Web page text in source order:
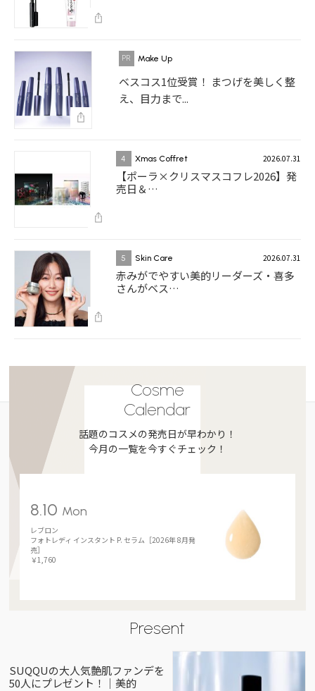
Make Up
ベスコス1位受賞！ まつげを美しく整
え、目力まで...
4 Xmas Coffret 2026.07.31
【ポーラ×クリスマスコフレ2026】発
売日＆…
5 Skin Care 2026.07.31
赤みがでやすい美的リーダーズ・喜多
さんがベス…
Cosme
Calendar
話題のコスメの発売日が早わかり！
今月の一覧を今すぐチェック！
8.10 Mon
レブロン
フォトレディ インスタント P. セラム［2026年 8月発
売］
￥1,760
Present
SUQQUの大人気艶肌ファンデを
50人にプレゼント！｜美的